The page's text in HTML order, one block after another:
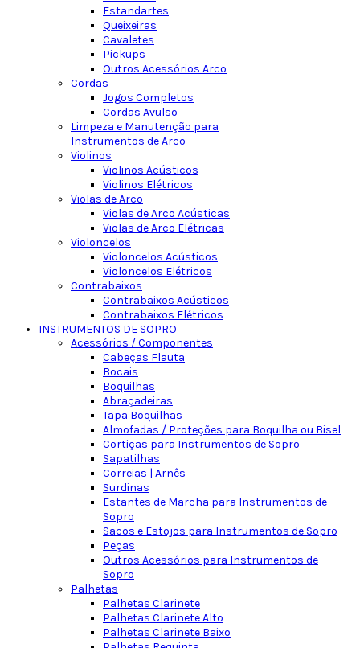
Estandartes
Queixeiras
Cavaletes
Pickups
Outros Acessórios Arco
Cordas
Jogos Completos
Cordas Avulso
Limpeza e Manutenção para
Instrumentos de Arco
Violinos
Violinos Acústicos
Violinos Elétricos
Violas de Arco
Violas de Arco Acústicas
Violas de Arco Elétricas
Violoncelos
Violoncelos Acústicos
Violoncelos Elétricos
Contrabaixos
Contrabaixos Acústicos
Contrabaixos Elétricos
INSTRUMENTOS DE SOPRO
Acessórios / Componentes
Cabeças Flauta
Bocais
Boquilhas
Abraçadeiras
Tapa Boquilhas
Almofadas / Proteções para Boquilha ou Bisel
Cortiças para Instrumentos de Sopro
Sapatilhas
Correias | Arnês
Surdinas
Estantes de Marcha para Instrumentos de
Sopro
Sacos e Estojos para Instrumentos de Sopro
Peças
Outros Acessórios para Instrumentos de
Sopro
Palhetas
Palhetas Clarinete
Palhetas Clarinete Alto
Palhetas Clarinete Baixo